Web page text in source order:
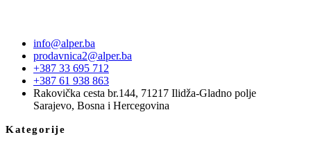
info@alper.ba
prodavnica2@alper.ba
+387 33 695 712
+387 61 938 863
Rakovička cesta br.144, 71217 Ilidža-Gladno polje
Sarajevo, Bosna i Hercegovina
Kategorije